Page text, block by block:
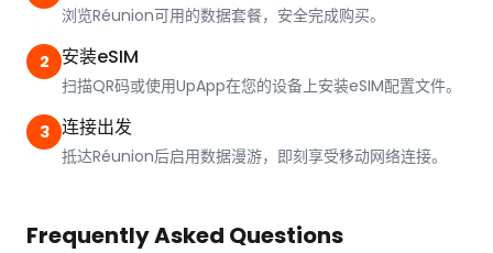
浏览Réunion可用的数据套餐，安全完成购买。
2 安装eSIM
扫描QR码或使用UpApp在您的设备上安装eSIM配置文件。
3 连接出发
抵达Réunion后启用数据漫游，即刻享受移动网络连接。
Frequently Asked Questions